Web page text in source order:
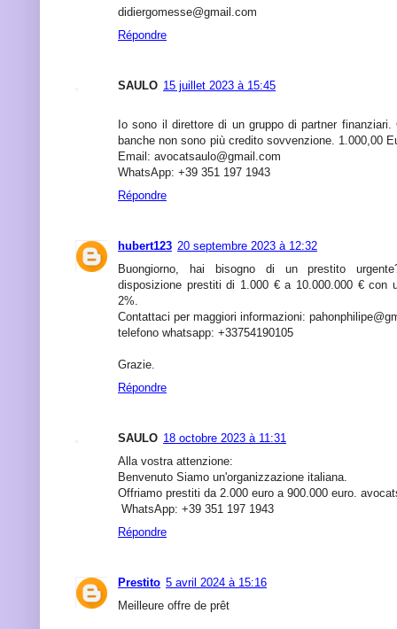
didiergomesse@gmail.com
Répondre
SAULO 15 juillet 2023 à 15:45
Io sono il direttore di un gruppo di partner
banche non sono più credito sovvenzione. 1.000,00
Email: avocatsaulo@gmail.com
WhatsApp: +39 351 197 1943
Répondre
hubert123 20 septembre 2023 à 12:32
Buongiorno, hai bisogno di un prestito
disposizione prestiti di 1.000 € a 10.000.000 € con
2%.
Contattaci per maggiori informazioni:
telefono whatsapp: +33754190105
Grazie.
Répondre
SAULO 18 octobre 2023 à 11:31
Alla vostra attenzione:
Benvenuto Siamo un'organizzazione italiana.
Offriamo prestiti da 2.000 euro a 900.000 euro.
WhatsApp: +39 351 197 1943
Répondre
Prestito 5 avril 2024 à 15:16
Meilleure offre de prêt